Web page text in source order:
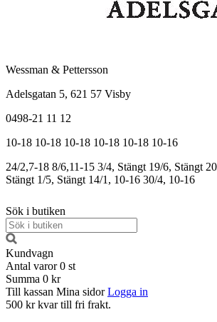
Wessman & Pettersson
Adelsgatan 5, 621 57 Visby
0498-21 11 12
10-18 10-18 10-18 10-18 10-18 10-16
24/2,7-18 8/6,11-15 3/4, Stängt 19/6, Stängt
Stängt 1/5, Stängt 14/1, 10-16 30/4, 10-16
Sök i butiken
Kundvagn
Antal varor 0 st
Summa 0 kr
Till kassan Mina sidor Logga in
500 kr kvar till fri frakt.